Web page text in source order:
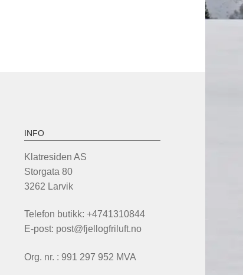
INFO
Klatresiden AS
Storgata 80
3262 Larvik
Telefon butikk: +4741310844
E-post: post@fjellogfriluft.no
Org. nr. : 991 297 952 MVA